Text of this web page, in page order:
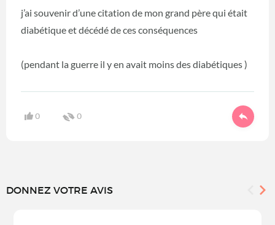
j’ai souvenir d’une citation de mon grand père qui était
diabétique et décédé de ces conséquences
(pendant la guerre il y en avait moins des diabétiques )
0 0
DONNEZ VOTRE AVIS